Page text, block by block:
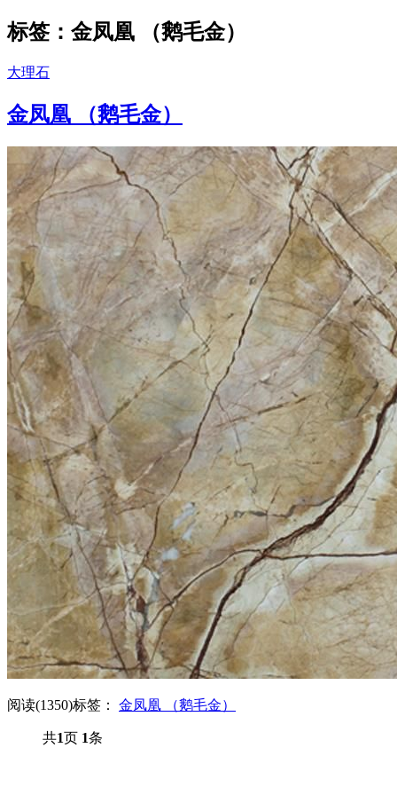
标签：金凤凰 （鹅毛金）
大理石
金凤凰 （鹅毛金）
阅读(1350)标签： 金凤凰 （鹅毛金）
共1页 1条